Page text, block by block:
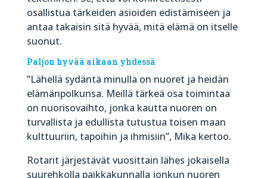
osallistua tärkeiden asioiden edistämiseen ja
antaa takaisin sitä hyvää, mitä elämä on itselle
suonut.
Paljon hyvää aikaan yhdessä
”Lähellä sydäntä minulla on nuoret ja heidän
elämänpolkunsa. Meillä tärkeä osa toimintaa
on nuorisovaihto, jonka kautta nuoren on
turvallista ja edullista tutustua toisen maan
kulttuuriin, tapoihin ja ihmisiin”, Mika kertoo.
Rotarit järjestävät vuosittain lähes jokaisella
suurehkolla paikkakunnalla jonkun nuoren